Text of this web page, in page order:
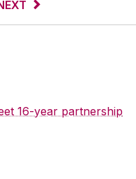
16-year partnership